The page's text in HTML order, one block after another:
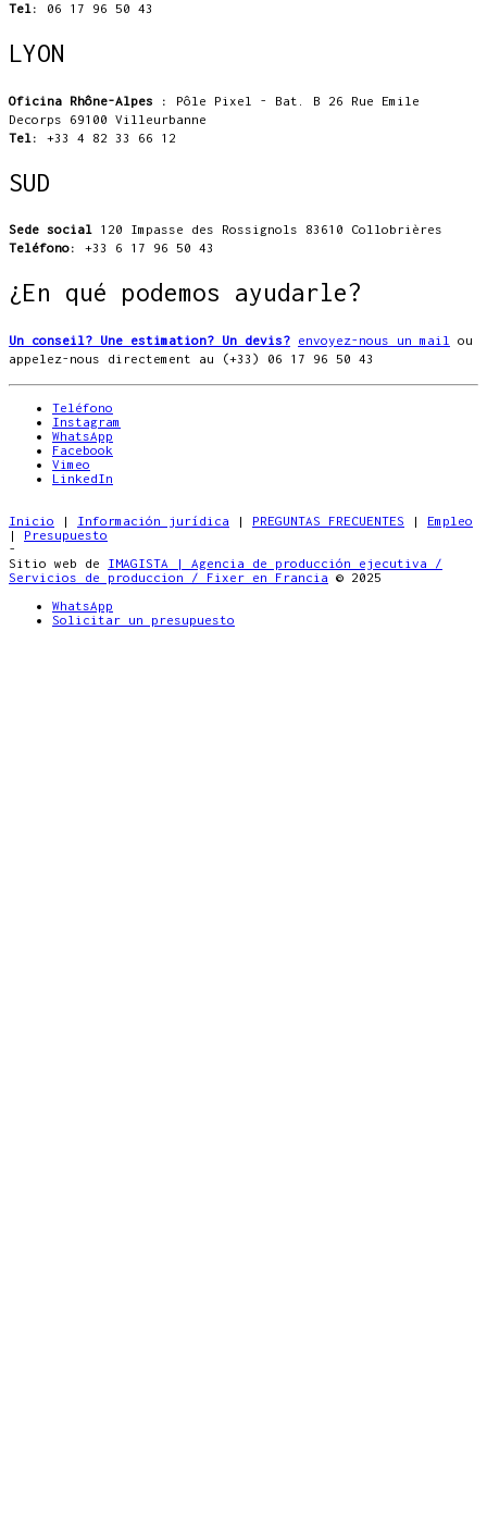
Tel:
06 17 96 50 43
LYON
Oficina Rhône-Alpes :
Pôle Pixel - Bat. B 26 Rue Emile
Decorps 69100 Villeurbanne
Tel:
+33 4 82 33 66 12
SUD
Sede social 120 Impasse des Rossignols 83610 Collobrières
Teléfono:
+33 6 17 96 50 43
¿En qué podemos ayudarle?
Un conseil? Une estimation? Un devis? envoyez-nous un mail
ou
appelez-nous directement au (+33) 06 17 96 50 43
Teléfono
Instagram
WhatsApp
Facebook
Vimeo
LinkedIn
Inicio | Información jurídica | PREGUNTAS FRECUENTES | Empleo
| Presupuesto
-
Sitio web de IMAGISTA | Agencia de producción ejecutiva /
Servicios de produccion / Fixer en Francia © 2025
WhatsApp
Solicitar un presupuesto